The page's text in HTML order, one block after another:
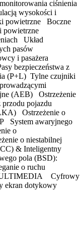
ciśnienia
wysokości i
powietrzne Boczne
powietrzne
Układ
pasów
i pasażera
bezpieczeństwa z
(P+L) Tylne czujniki
(AEB) Ostrzeżenie
pojazdu
Ostrzeżenie o
System awaryjnego
o
o niestabilnej
& Inteligentny
pola (BSD):
o ruchu
Cyfrowy
ekran dotykowy